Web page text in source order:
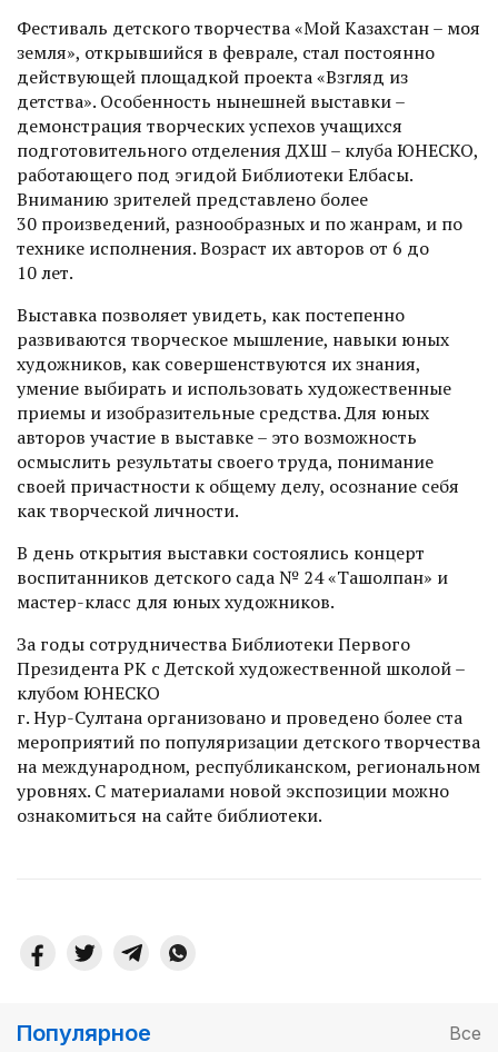
Фестиваль детского творчества «Мой Казахстан – моя
земля», открывшийся в феврале, стал постоянно
действующей площадкой проекта «Взгляд из
детства». Особенность нынешней выставки –
демонстрация творческих успехов учащихся
подготовительного отделения ДХШ – клуба ЮНЕСКО,
работающего под эгидой Библиотеки Елбасы.
Вниманию зрителей представлено более
30 произведений, разнообразных и по жанрам, и по
технике исполнения. Возраст их авторов от 6 до
10 лет.
Выставка позволяет увидеть, как постепенно
развиваются творческое мышление, навыки юных
художников, как совершенствуются их знания,
умение выбирать и использовать художест­венные
приемы и изо­бразительные средства. Для юных
авторов участие в выставке – это возможность
осмыслить результаты своего труда, понимание
своей причастности к общему делу, осознание себя
как творческой личности.
В день открытия выставки состоялись концерт
воспитанников детского сада № 24 «Таңшолпан» и
мастер-класс для юных художников.
За годы сотрудничества Библиотеки Первого
Президента РК с Детской художественной школой –
клубом ЮНЕСКО
г. Нур-Султана организовано и проведено более ста
мероприятий по популяризации детского творчества
на международном, республиканском, региональном
уровнях. С материалами новой экспозиции можно
ознакомиться на сайте библиотеки.
Популярное Все